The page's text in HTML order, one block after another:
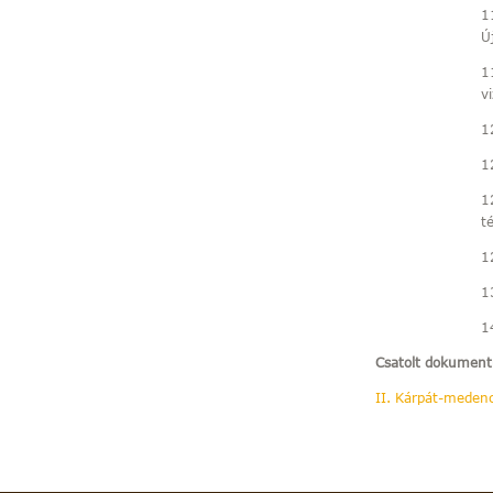
Csatolt
II. Kárpát-